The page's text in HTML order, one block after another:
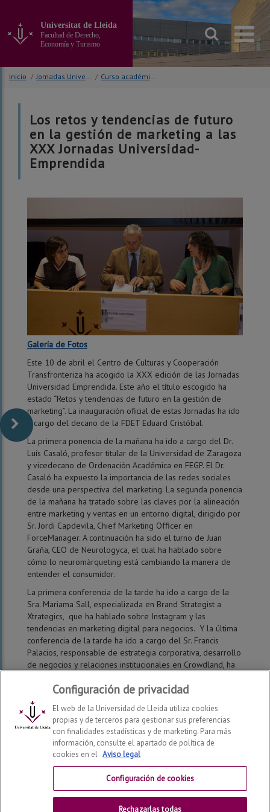
contenido
principal
la
página
Universitat de Lleida
Facultad de Derecho,
Economía y Turismo
Inicio / Jornadas Universidad - Empresa / Curso académico 2018-19
Los retos y tendencias de futuro
en la gestión de marketing a las
XXX Jornadas Universidad-
Emprendida
Galería de Fotos
Este 10 de abril el Centro de Culturas y Cooperación
Transfronteriza ha acogido la XXX edición de las Jornadas
Universidad Emprendida. Este año el título escogido ha
estado “Retos y tendencias de futuro en la gestión de
marketing”. La inauguración oficial de estas Jornadas ha ido
a cargo del decano de la FDET Eduard Cristóbal.
La primera ponencia de la mañana ha ido a cargo del Dr.
Luís Casaló, profesor titular de la Universidad de Zaragoza
y vicedecano de Ordenación Académica en FEGP. El Dr.
Casaló ha expuesto la importancia de las redes sociales
desde una perspectiva del marketing. La segunda ponencia
de la mañana ha tratado sobre las claves por la alineación
entre marketing y ventas en un entorno digital, dirigido por
Sr. Jordi Capdevila, Chief Marketing Officer en
ForceManager. A continuación ha sido el turno de Juan
Graña, CEO de Neurologyca, el cual ha hablado sobre
cómo lo neuromàrqueting está cambiando la manera de
entender el consumidor.
La primera conferencia de la tarde ha ido a cargo de la
Sra. Mariama Sall, especializada en Brand Strategist a
Xtrategics, que ha hablado sobre Instagram y las
tendencias en marketing digital para negocios. Y la última
conferencia de la tarde ha ido a cargo del Sr. Francis
Palacios, responsable de estrategia corporativa, desarrollo
de negocios y relaciones institucionales en Crowdland, ha
Facultad de Derecho, Economía y Turismo
Contactar
Configuración de privacidad
El web de la Universidad de Lleida utiliza cookies
propias y de terceros para gestionar sus preferencias
con finalidades estadísticas y de marketing. Para más
información, consulte el apartado de política de
cookies en el Aviso legal
Configuración de cookies
Rechazarlas todas